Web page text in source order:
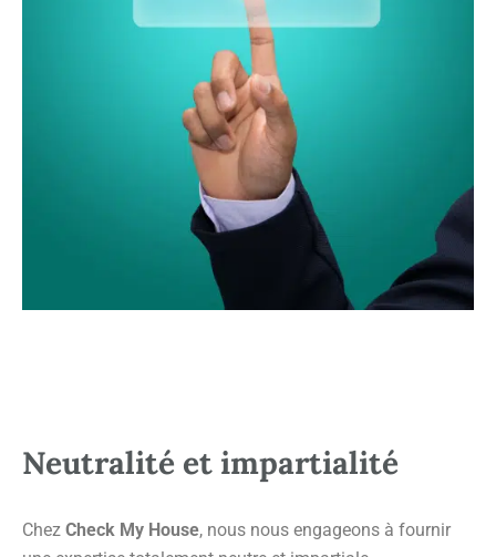
Neutralité et impartialité
Chez Check My House, nous nous engageons à fournir